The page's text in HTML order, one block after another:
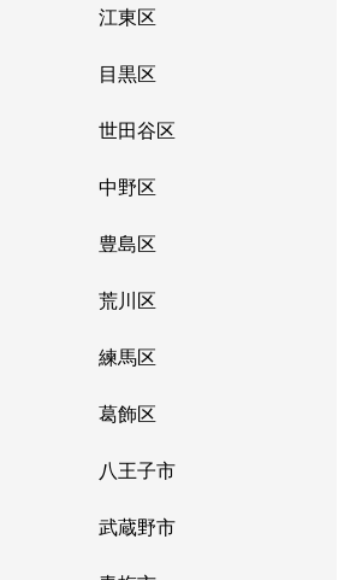
江東区
目黒区
世田谷区
中野区
豊島区
荒川区
練馬区
葛飾区
八王子市
武蔵野市